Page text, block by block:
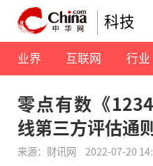
科技
业界 互联网 行业
零点有数《
线第三方评估通
来源：财讯网 2022-07-20